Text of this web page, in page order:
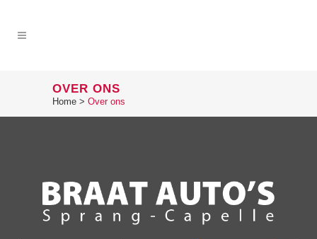
OVER ONS
Home > Over ons